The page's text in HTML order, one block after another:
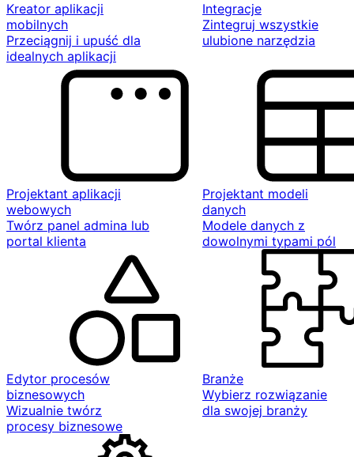
Kreator aplikacji
mobilnych
Przeciągnij i upuść dla
idealnych aplikacji
Integracje
Zintegruj wszystkie
ulubione narzędzia
Projektant aplikacji
webowych
Twórz panel admina lub
portal klienta
Projektant modeli
danych
Modele danych z
dowolnymi typami pól
Edytor procesów
biznesowych
Wizualnie twórz
procesy biznesowe
Branże
Wybierz rozwiązanie
dla swojej branży